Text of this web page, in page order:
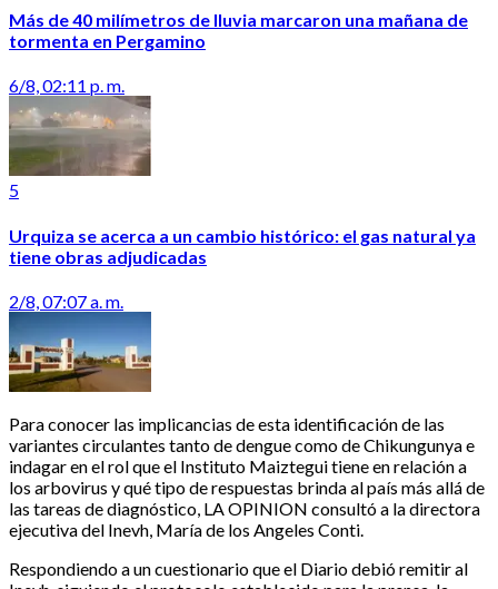
Más de 40 milímetros de lluvia marcaron una mañana de
tormenta en Pergamino
6/8, 02:11 p. m.
5
Urquiza se acerca a un cambio histórico: el gas natural ya
tiene obras adjudicadas
2/8, 07:07 a. m.
Para conocer las implicancias de esta identificación de las
variantes circulantes tanto de dengue como de Chikungunya e
indagar en el rol que el Instituto Maiztegui tiene en relación a
los arbovirus y qué tipo de respuestas brinda al país más allá de
las tareas de diagnóstico, LA OPINION consultó a la directora
ejecutiva del Inevh, María de los Angeles Conti.
Respondiendo a un cuestionario que el Diario debió remitir al